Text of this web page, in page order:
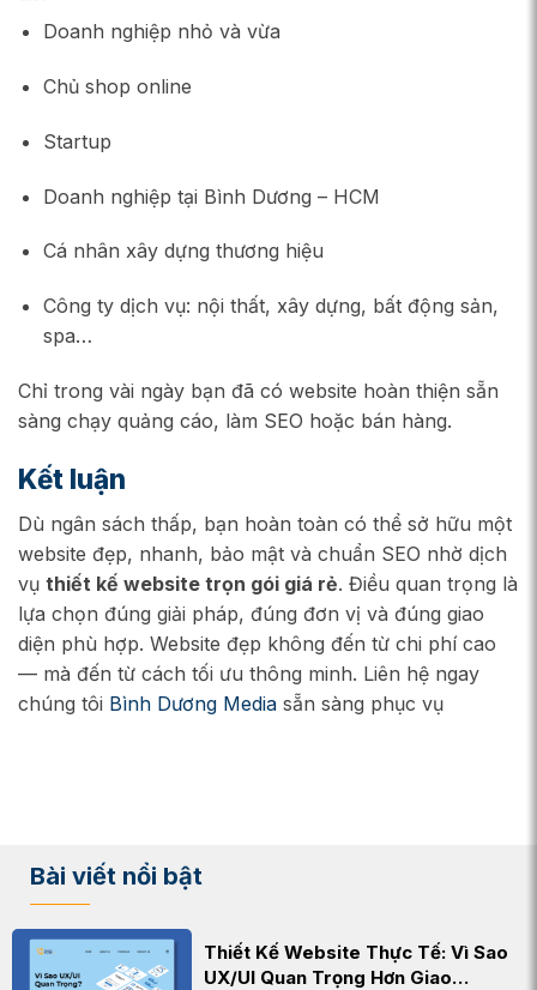
Doanh nghiệp nhỏ và vừa
Chủ shop online
Startup
Doanh nghiệp tại Bình Dương – HCM
Cá nhân xây dựng thương hiệu
Công ty dịch vụ: nội thất, xây dựng, bất động sản,
spa…
Chỉ trong vài ngày bạn đã có website hoàn thiện sẵn
sàng chạy quảng cáo, làm SEO hoặc bán hàng.
Kết luận
Dù ngân sách thấp, bạn hoàn toàn có thể sở hữu một
website đẹp, nhanh, bảo mật và chuẩn SEO nhờ dịch
vụ thiết kế website trọn gói giá rẻ. Điều quan trọng là
lựa chọn đúng giải pháp, đúng đơn vị và đúng giao
diện phù hợp. Website đẹp không đến từ chi phí cao
— mà đến từ cách tối ưu thông minh. Liên hệ ngay
chúng tôi Bình Dương Media sẵn sàng phục vụ
Bài viết nổi bật
Thiết Kế Website Thực Tế: Vì Sao
UX/UI Quan Trọng Hơn Giao…